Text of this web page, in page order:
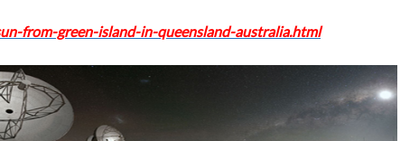
from-green-island-in-queensland-australia.html